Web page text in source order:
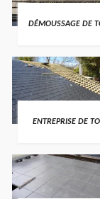
DÉMOUSSAGE DE
ENTREPRISE DE